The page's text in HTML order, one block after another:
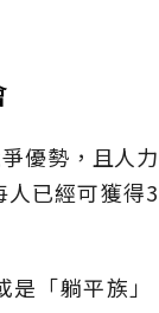
優勢，且人
已經可獲得
「躺平族